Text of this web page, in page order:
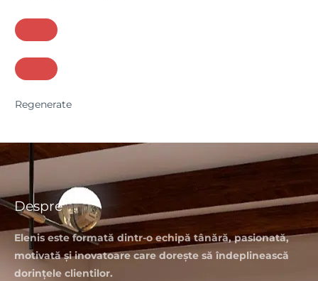
Regenerate
Despre
Elenis este formată dintr-o echipă tânără, pasionată,
motivată și inovatoare care dorește să îndeplinească
dorințele clientilor.